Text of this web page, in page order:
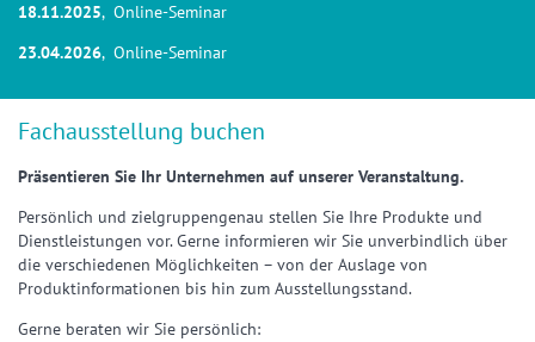
18.11.2025, Online-Seminar
23.04.2026, Online-Seminar
Fachausstellung buchen
Präsentieren Sie Ihr Unternehmen auf unserer Veranstaltung.
Persönlich und zielgruppengenau stellen Sie Ihre Produkte und
Dienstleistungen vor. Gerne informieren wir Sie unverbindlich über
die verschiedenen Möglichkeiten – von der Auslage von
Produktinformationen bis hin zum Ausstellungsstand.
Gerne beraten wir Sie persönlich: